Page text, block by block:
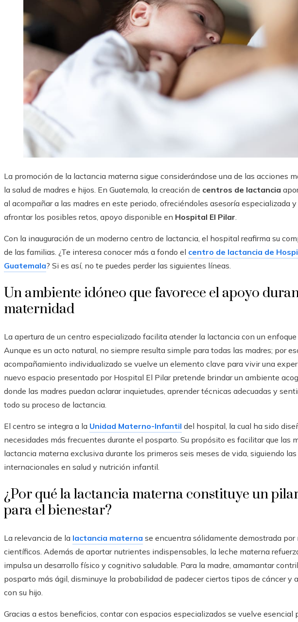
La promoción de la lactancia materna sigue considerándose una de las acciones
la salud de madres e hijos. En Guatemala, la creación de centros de lactancia
al acompañar a las madres en este periodo, ofreciéndoles asesoría especializada
afrontar los posibles retos, apoyo disponible en Hospital El Pilar.
Con la inauguración de un moderno centro de lactancia, el hospital reafirma su
de las familias. ¿Te interesa conocer más a fondo el centro de lactancia de
Guatemala? Si es así, no te puedes perder las siguientes líneas.
Un ambiente idóneo que favorece el apoyo
maternidad
La apertura de un centro especializado facilita atender la lactancia con un
Aunque es un acto natural, no siempre resulta simple para todas las madres; por
acompañamiento individualizado se vuelve un elemento clave para vivir una
nuevo espacio presentado por Hospital El Pilar pretende brindar un ambiente
donde las madres puedan aclarar inquietudes, aprender técnicas adecuadas y
todo su proceso de lactancia.
El centro se integra a la Unidad Materno-Infantil del hospital, la cual ha sido
necesidades más frecuentes durante el posparto. Su propósito es facilitar que las
lactancia materna exclusiva durante los primeros seis meses de vida, siguiendo
internacionales en salud y nutrición infantil.
¿Por qué la lactancia materna constituye un
para el bienestar?
La relevancia de la lactancia materna se encuentra sólidamente demostrada por
científicos. Además de aportar nutrientes indispensables, la leche materna
impulsa un desarrollo físico y cognitivo saludable. Para la madre, amamantar
posparto más ágil, disminuye la probabilidad de padecer ciertos tipos de cáncer y
con su hijo.
Gracias a estos beneficios, contar con espacios especializados se vuelve esencial